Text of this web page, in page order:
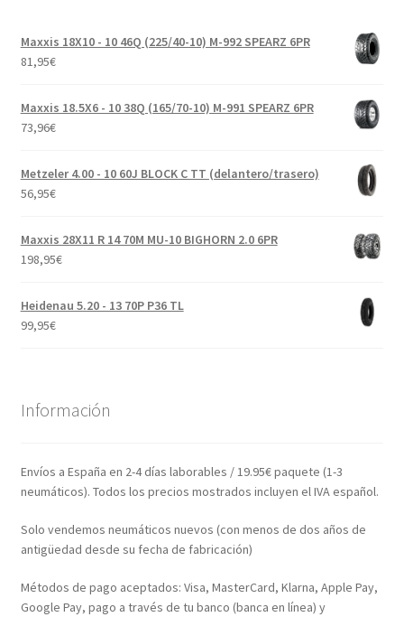
Maxxis 18X10 - 10 46Q (225/40-10) M-992 SPEARZ 6PR
81,95€
Maxxis 18.5X6 - 10 38Q (165/70-10) M-991 SPEARZ 6PR
73,96€
Metzeler 4.00 - 10 60J BLOCK C TT (delantero/trasero)
56,95€
Maxxis 28X11 R 14 70M MU-10 BIGHORN 2.0 6PR
198,95€
Heidenau 5.20 - 13 70P P36 TL
99,95€
Información
Envíos a España en 2-4 días laborables / 19.95€ paquete (1-3
neumáticos). Todos los precios mostrados incluyen el IVA español.
Solo vendemos neumáticos nuevos (con menos de dos años de
antigüedad desde su fecha de fabricación)
Métodos de pago aceptados: Visa, MasterCard, Klarna, Apple Pay,
Google Pay, pago a través de tu banco (banca en línea) y